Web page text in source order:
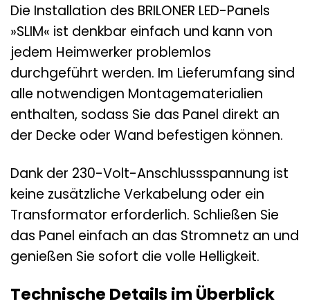
Die Installation des BRILONER LED-Panels
»SLIM« ist denkbar einfach und kann von
jedem Heimwerker problemlos
durchgeführt werden. Im Lieferumfang sind
alle notwendigen Montagematerialien
enthalten, sodass Sie das Panel direkt an
der Decke oder Wand befestigen können.
Dank der 230-Volt-Anschlussspannung ist
keine zusätzliche Verkabelung oder ein
Transformator erforderlich. Schließen Sie
das Panel einfach an das Stromnetz an und
genießen Sie sofort die volle Helligkeit.
Technische Details im Überblick